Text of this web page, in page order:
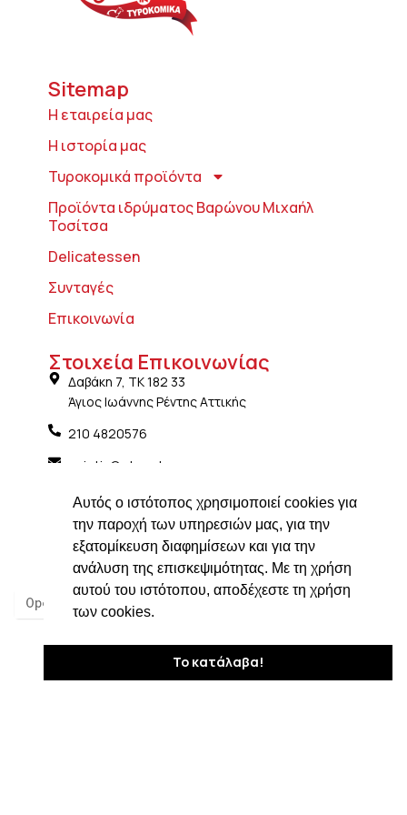
Αυτός ο ιστότοπος χρησιμοποιεί cookies για
την παροχή των υπηρεσιών μας, για την
εξατομίκευση διαφημίσεων και για την
ανάλυση της επισκεψιμότητας. Με τη χρήση
αυτού του ιστότοπου, αποδέχεστε τη χρήση
των cookies.
Το κατάλαβα!
Sitemap
Η εταιρεία μας
Η ιστορία μας
Τυροκομικά προϊόντα
Προϊόντα ιδρύματος Βαρώνου Μιχαήλ
Τοσίτσα
Delicatessen
Συνταγές
Επικοινωνία
Στοιχεία Επικοινωνίας
Δαβάκη 7, ΤΚ 182 33
Άγιος Ιωάννης Ρέντης Αττικής
210 4820576
ngiotis@otenet.gr
Τμήμα εξαγωγών: ngiotis.ike@gmail.com
Social Media